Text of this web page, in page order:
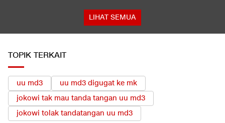
LIHAT SEMUA
TOPIK TERKAIT
uu md3
uu md3 digugat ke mk
jokowi tak mau tanda tangan uu md3
jokowi tolak tandatangan uu md3